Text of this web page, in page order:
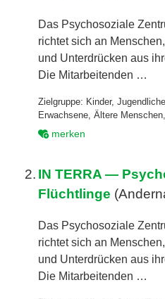
Das Psychosoziale
richtet sich an
und Unterdrücken aus
Die Mitarbeitenden …
Zielgruppe: Kinder,Jugendliche
Erwachsene ,Ältere Menschen
merken
2. IN TERRA —
Flüchtlinge
Das Psychosoziale
richtet sich an
und Unterdrücken aus
Die Mitarbeitenden …